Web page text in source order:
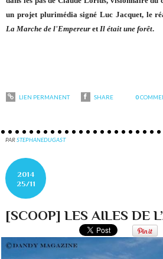
un projet plurimédia signé Luc Jacquet, le
La Marche de l'Empereur etIl était une forêt.
LIEN PERMANENT SHARE 0
PARSTEPHANEDUGAST
2014
25/11
[SCOOP] LES AILES DE